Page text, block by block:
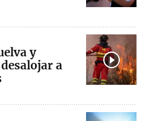
y
a